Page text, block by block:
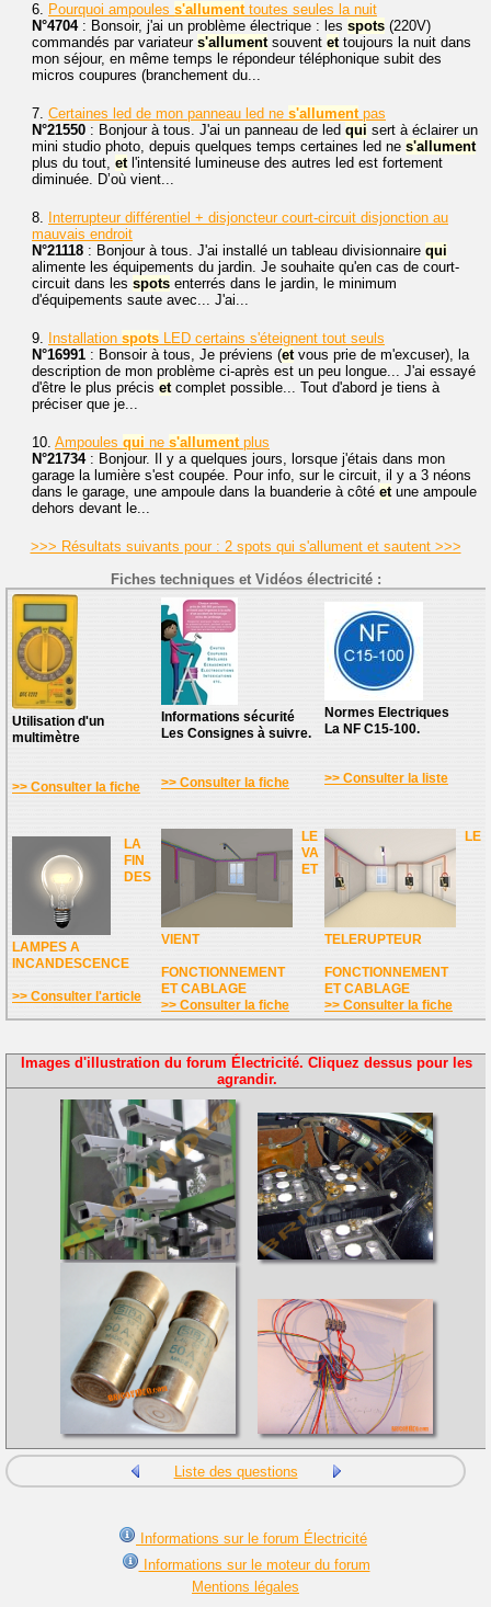
6. Pourquoi ampoules s'allumenttoutes seules la nuit
N°4704: Bonsoir, j'ai un problème électrique : les spots (220V)
commandés par variateur s'allumentsouvent ettoujours la nuit dans
mon séjour, en même temps le répondeur téléphonique subit des
micros coupures (branchement du...
7. Certaines led de mon panneau led ne s'allumentpas
N°21550 : Bonjour à tous. J'ai un panneau de led qui sert à éclairer un
mini studio photo, depuis quelques temps certaines led ne s'allument
plus du tout, etl'intensité lumineuse des autres led est fortement
diminuée. D’où vient...
8. Interrupteur différentiel + disjoncteur court-circuit disjonction au
mauvais endroit
N°21118 : Bonjour à tous. J'ai installé un tableau divisionnaire qui
alimente les équipements du jardin. Je souhaite qu'en cas de court-
circuit dans les spots enterrés dans le jardin, le minimum
d'équipements saute avec... J'ai...
9. Installation spots LED certains s'éteignent tout seuls
N°16991 : Bonsoir à tous, Je préviens (etvous prie de m'excuser), la
description de mon problème ci-après est un peu longue... J'ai essayé
d'être le plus précis etcomplet possible... Tout d'abord je tiens à
préciser que je...
10. Ampoules qui ne s'allumentplus
N°21734: Bonjour. Il y a quelques jours, lorsque j'étais dans mon
garage la lumière s'est coupée. Pour info, sur le circuit, il y a 3 néons
dans le garage, une ampoule dans la buanderie à côté etune ampoule
dehors devant le...
>>> Résultats suivants pour : 2 spots qui s'allument et sautent >>>
Fiches techniques et Vidéos électricité :
Utilisation d'un
multimètre
>> Consulter la fiche
Informations sécurité
Les Consignes à suivre.
>> Consulter la fiche
Normes Electriques
La NF C15-100.
>> Consulter la liste
LA
FIN
DES
LAMPES A
INCANDESCENCE
>> Consulter l'article
LE
VA
ET
VIENT
FONCTIONNEMENT
ET CABLAGE
>> Consulter la fiche
LE
TELERUPTEUR
FONCTIONNEMENT
ET CABLAGE
>> Consulter la fiche
Images d'illustration du forum Électricité. Cliquez dessus pour les
agrandir.
Liste des questions
Informations sur le forum Électricité
Informations sur le moteur du forum
Mentions légales